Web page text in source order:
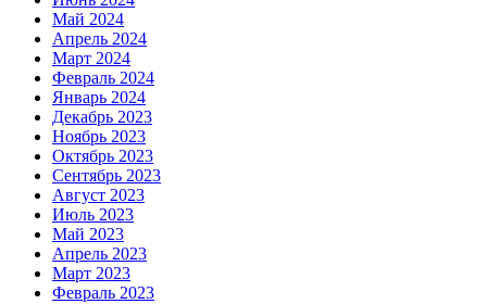
Май 2024
Апрель 2024
Март 2024
Февраль 2024
Январь 2024
Декабрь 2023
Ноябрь 2023
Октябрь 2023
Сентябрь 2023
Август 2023
Июль 2023
Май 2023
Апрель 2023
Март 2023
Февраль 2023